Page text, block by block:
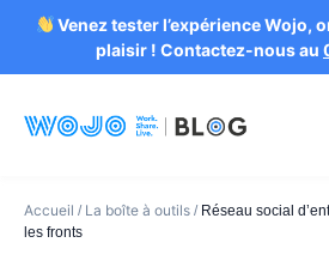
Venez tester l’expérience Wojo,
plaisir ! Contactez-nous au
Accueil / La boîte à outils / Réseau social
les fronts